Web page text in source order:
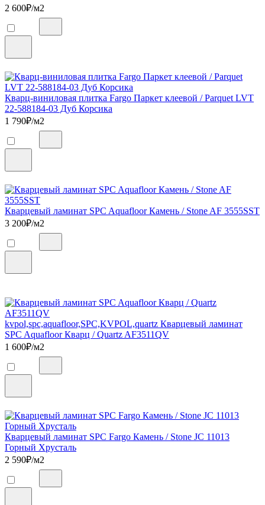
2 600₽/м2
Кварц-виниловая плитка Fargo Паркет клеевой / Parquet LVT
22-588184-03 Дуб Корсика
1 790₽/м2
Кварцевый ламинат SPC Aquafloor Камень / Stone AF 3555SST
3 200₽/м2
kvpol,spc,aquafloor,SPC,KVPOL,quartz Кварцевый ламинат
SPC Aquafloor Кварц / Quartz AF3511QV
1 600₽/м2
Кварцевый ламинат SPC Fargo Камень / Stone JC 11013
Горный Хрусталь
2 590₽/м2